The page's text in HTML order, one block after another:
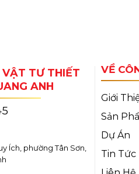
VẬT TƯ THIẾT
ANH
Ích, phường Tân Sơn,
VỀ
Giới
Sản
Dự Án
Tin Tức